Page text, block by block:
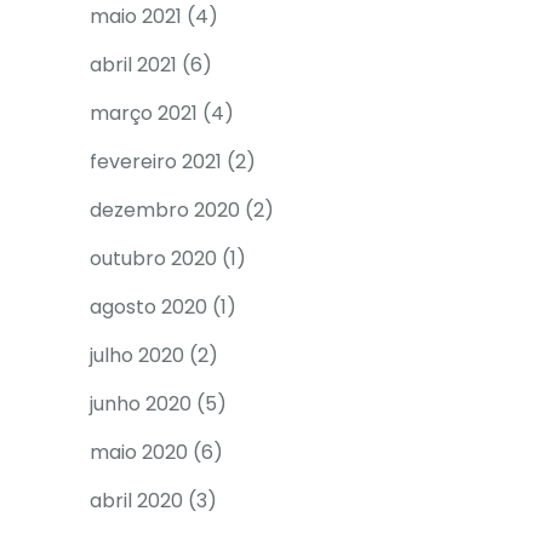
maio 2021 (4)
abril 2021 (6)
março 2021 (4)
fevereiro 2021 (2)
dezembro 2020 (2)
outubro 2020 (1)
agosto 2020 (1)
julho 2020 (2)
junho 2020 (5)
maio 2020 (6)
abril 2020 (3)